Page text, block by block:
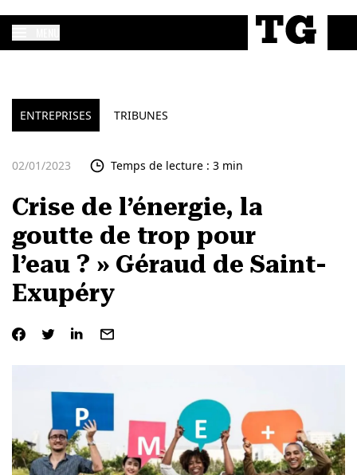
ENTREPRISES TRIBUNES
02/01/2023 Temps de lecture : 3 min
Crise de l’énergie, la
goutte de trop pour
l’eau ? » Géraud de Saint-
Exupéry